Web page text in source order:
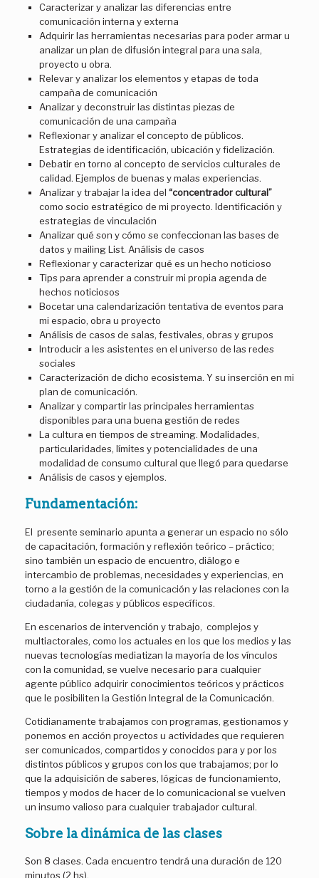
Caracterizar y analizar las diferencias entre
comunicación interna y externa
Adquirir las herramientas necesarias para poder armar u
analizar un plan de difusión integral para una sala,
proyecto u obra.
Relevar y analizar los elementos y etapas de toda
campaña de comunicación
Analizar y deconstruir las distintas piezas de
comunicación de una campaña
Reflexionar y analizar el concepto de públicos.
Estrategias de identificación, ubicación y fidelización.
Debatir en torno al concepto de servicios culturales de
calidad. Ejemplos de buenas y malas experiencias.
Analizar y trabajar la idea del “concentrador cultural”
como socio estratégico de mi proyecto. Identificación y
estrategias de vinculación
Analizar qué son y cómo se confeccionan las bases de
datos y mailing List. Análisis de casos
Reflexionar y caracterizar qué es un hecho noticioso
Tips para aprender a construir mi propia agenda de
hechos noticiosos
Bocetar una calendarización tentativa de eventos para
mi espacio, obra u proyecto
Análisis de casos de salas, festivales, obras y grupos
Introducir a les asistentes en el universo de las redes
sociales
Caracterización de dicho ecosistema. Y su inserción en mi
plan de comunicación.
Analizar y compartir las principales herramientas
disponibles para una buena gestión de redes
La cultura en tiempos de streaming. Modalidades,
particularidades, límites y potencialidades de una
modalidad de consumo cultural que llegó para quedarse
Análisis de casos y ejemplos.
Fundamentación:
El presente seminario apunta a generar un espacio no sólo
de capacitación, formación y reflexión teórico – práctico;
sino también un espacio de encuentro, diálogo e
intercambio de problemas, necesidades y experiencias, en
torno a la gestión de la comunicación y las relaciones con la
ciudadanía, colegas y públicos específicos.
En escenarios de intervención y trabajo, complejos y
multiactorales, como los actuales en los que los medios y las
nuevas tecnologías mediatizan la mayoría de los vínculos
con la comunidad, se vuelve necesario para cualquier
agente público adquirir conocimientos teóricos y prácticos
que le posibiliten la Gestión Integral de la Comunicación.
Cotidianamente trabajamos con programas, gestionamos y
ponemos en acción proyectos u actividades que requieren
ser comunicados, compartidos y conocidos para y por los
distintos públicos y grupos con los que trabajamos; por lo
que la adquisición de saberes, lógicas de funcionamiento,
tiempos y modos de hacer de lo comunicacional se vuelven
un insumo valioso para cualquier trabajador cultural.
Sobre la dinámica de las clases
Son 8 clases. Cada encuentro tendrá una duración de 120
minutos (2 hs).